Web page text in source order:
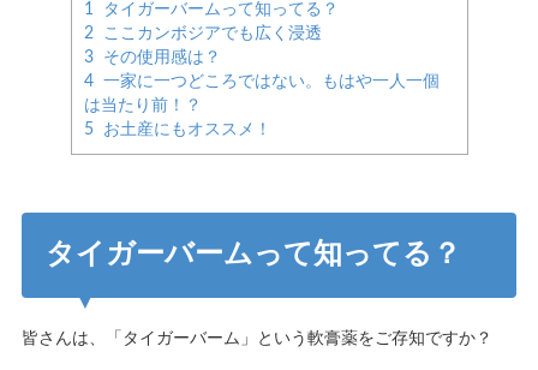
1
タイガーバームって知ってる？
2
ここカンボジアでも広く浸透
3
その使用感は？
4
一家に一つどころではない。もはや一人一個
は当たり前！？
5
お土産にもオススメ！
タイガーバームって知ってる？
皆さんは、「タイガーバーム」という軟膏薬をご存知ですか？